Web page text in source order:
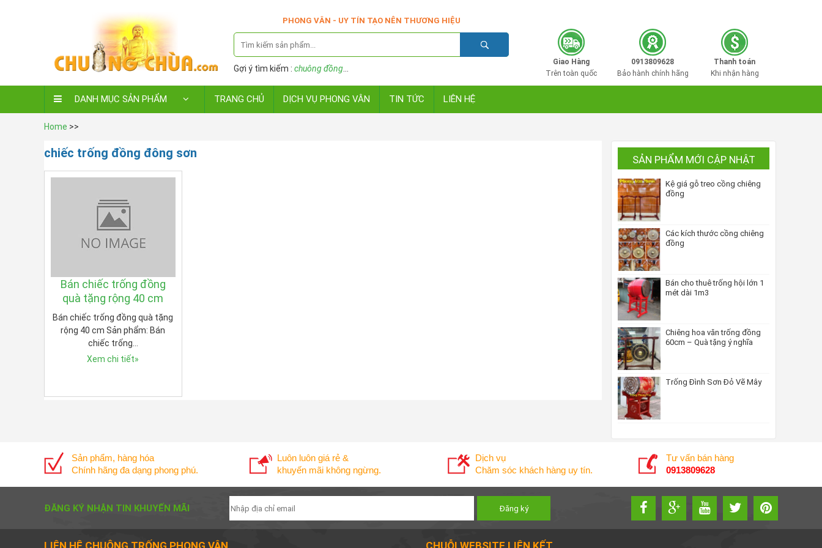
PHONG VÂN - UY TÍN TẠO NÊN THƯƠNG HIỆU
Gợi ý tìm kiếm : chuông đồng
Giao Hàng
Trên toàn quốc
0913809628
Bảo hành chính hãng
Thanh toán
Khi nhận hàng
DANH MỤC SẢN PHẨM TRANG CHỦ DỊCH VỤ PHONG VÂN TIN TỨC LIÊN HỆ
Home >>
chiếc trống đồng đông sơn
Bán chiếc trống đồng
quà tặng rộng 40 cm
Bán chiếc trống đồng quà tặng
rộng 40 cm Sản phẩm: Bán
chiếc trống…
Xem chi tiết»
SẢN PHẨM MỚI CẬP NHẬT
Kệ giá gỗ treo cồng chiêng
đồng
Các kích thước cồng chiêng
đồng
Bán cho thuê trống hội lớn 1
mét dài 1m3
Chiêng hoa văn trống đồng
60cm – Quà tặng ý nghĩa
Trống Đình Sơn Đỏ Vẽ Mây
Sản phẩm, hàng hóa
Chính hãng đa dạng phong phú.
Luôn luôn giá rẻ &
khuyến mãi không ngừng.
Dịch vụ
Chăm sóc khách hàng uy tín.
Tư vấn bán hàng
0913809628
ĐĂNG KÝ NHẬN TIN KHUYẾN MÃI
LIÊN HỆ CHUÔNG TRỐNG PHONG VÂN CHUỖI WEBSITE LIÊN KẾT